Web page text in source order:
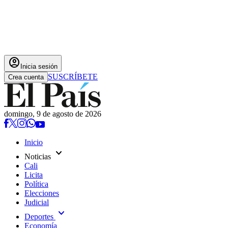
account_circle Inicia sesión
Crea cuenta SUSCRÍBETE
domingo, 9 de agosto de 2026
Inicio
Noticias expand_more
Cali
Licita
Política
Elecciones
Judicial
Deportes expand_more
Economía